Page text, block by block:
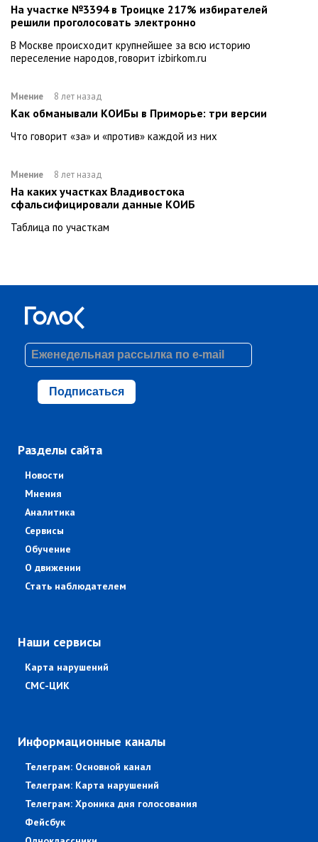
На участке №3394 в Троицке 217% избирателей
решили проголосовать электронно
В Москве происходит крупнейшее за всю историю
переселение народов, говорит izbirkom.ru
Мнение 8 лет назад
Как обманывали КОИБы в Приморье: три версии
Что говорит «за» и «против» каждой из них
Мнение 8 лет назад
На каких участках Владивостока
сфальсифицировали данные КОИБ
Таблица по участкам
Подписаться
Разделы сайта
Новости
Мнения
Аналитика
Сервисы
Обучение
О движении
Стать наблюдателем
Наши сервисы
Карта нарушений
СМС-ЦИК
Информационные каналы
Телеграм: Основной канал
Телеграм: Карта нарушений
Телеграм: Хроника дня голосования
Фейсбук